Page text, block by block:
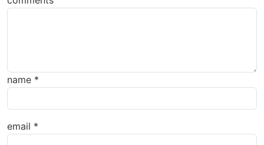
name *
email *